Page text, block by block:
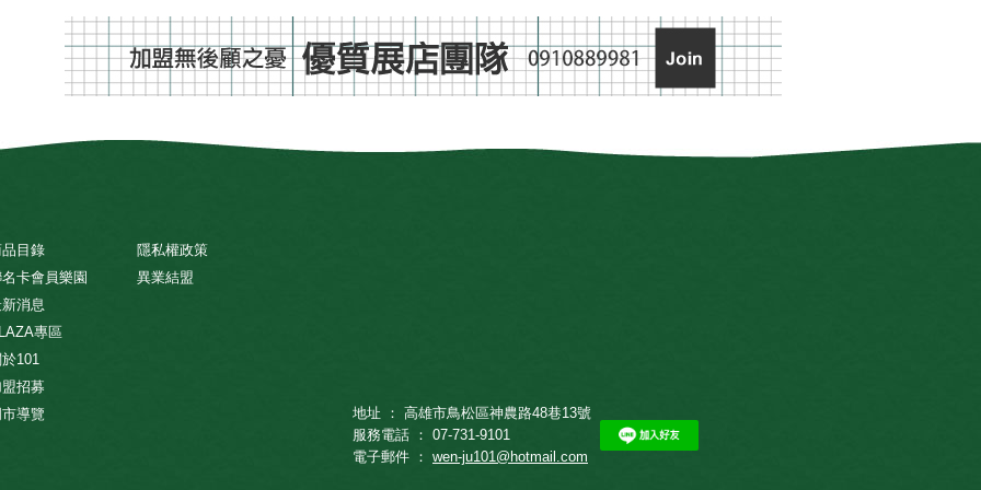
目錄
卡會員樂園
消息
專區
101
招募
導覽
隱私權政策
異業結盟
地址 ： 高雄市鳥松區神農路48巷13號
服務電話 ： 07-731-9101
電子郵件 ： wen-ju101@hotmail.com